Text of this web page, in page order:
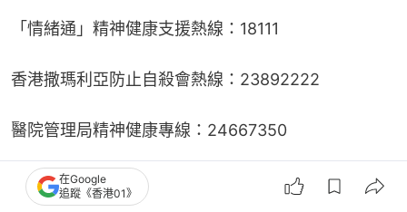
「情緒通」精神健康支援熱線：18111
香港撒瑪利亞防止自殺會熱線：23892222
醫院管理局精神健康專線：24667350
東華三院芷若園熱線︰18281
在Google
追蹤《香港01》